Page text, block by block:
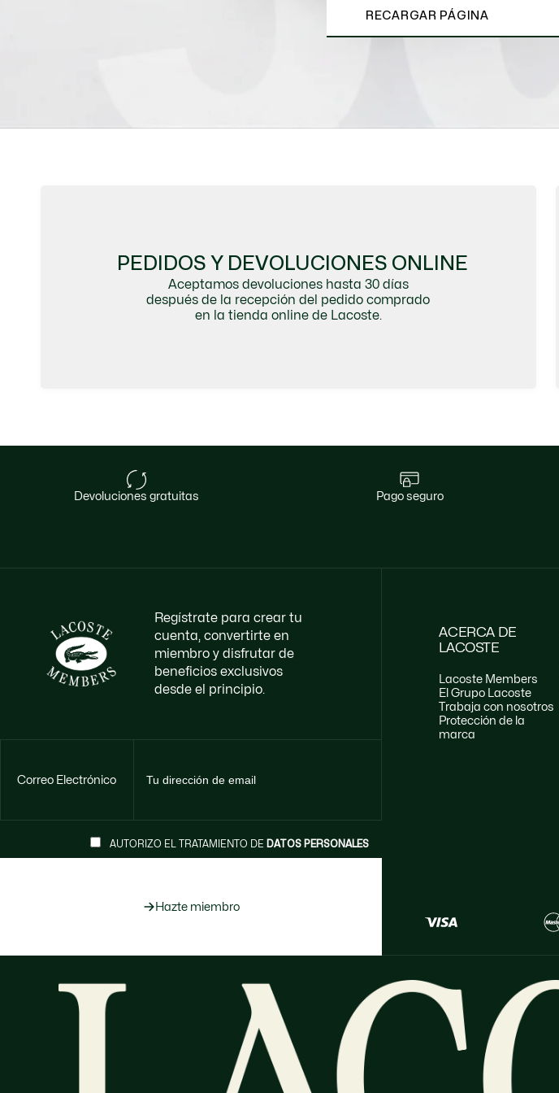
RECARGAR PÁGINA
PEDIDOS Y DEVOLUCIONES ONLINE
Aceptamos devoluciones hasta 30 días
después de la recepción del pedido comprado
en la tienda online de Lacoste.
devoluciones gratuitas pago seguro
Regístrate para crear tu
cuenta, convertirte en
miembro y disfrutar de
beneficios exclusivos
desde el principio.
Correo Electrónico
AUTORIZO EL TRATAMIENTO DE DATOS PERSONALES
Hazte miembro
ACERCA DE
LACOSTE
Protección de la
marca
Trabaja con nosotros
El Grupo Lacoste
Lacoste Members